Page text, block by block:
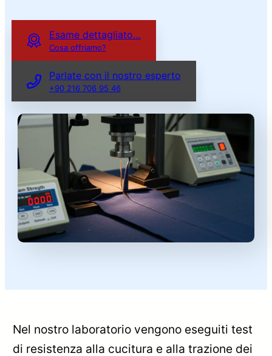
Esame dettagliato…
Cosa offriamo?
Parlate con il nostro esperto
+90 216 706 95 46
Nel nostro laboratorio vengono eseguiti test
di resistenza alla cucitura e alla trazione dei